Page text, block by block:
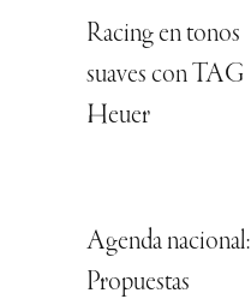
Racing en tonos
suaves con TAG
Heuer
Agenda nacional:
Propuestas